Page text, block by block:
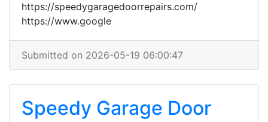
https://speedygaragedoorrepairs.com/
https://www.google
Submitted on 2026-05-19 06:00:47
Speedy Garage Door